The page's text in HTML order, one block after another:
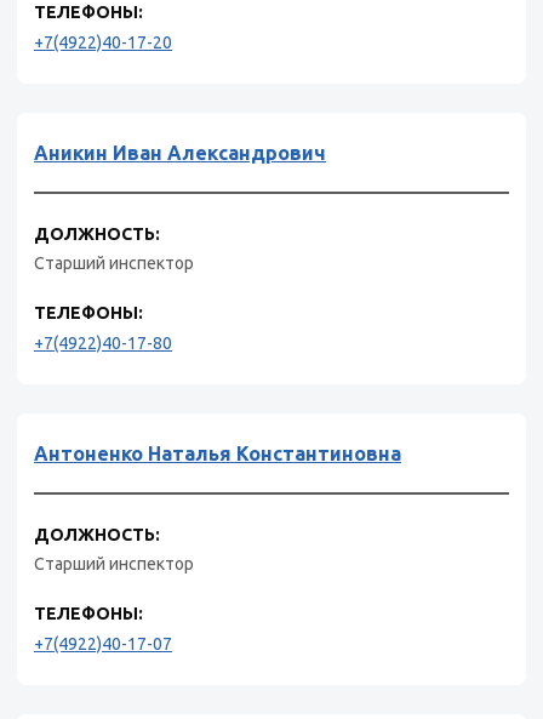
ТЕЛЕФОНЫ:
+7(4922)40-17-20
Аникин Иван Александрович
ДОЛЖНОСТЬ:
Старший инспектор
ТЕЛЕФОНЫ:
+7(4922)40-17-80
Антоненко Наталья Константиновна
ДОЛЖНОСТЬ:
Старший инспектор
ТЕЛЕФОНЫ:
+7(4922)40-17-07